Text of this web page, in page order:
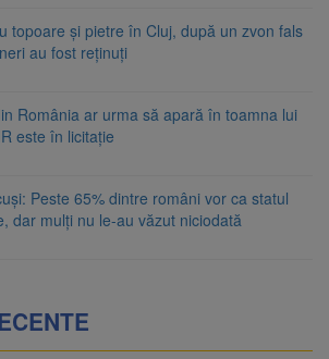
topoare și pietre în Cluj, după un zvon fals
au fost reținuți
România ar urma să apară în toamna lui
este în licitație
Peste 65% dintre români vor ca statul
dar mulți nu le-au văzut niciodată